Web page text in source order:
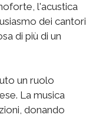
l'acustica
dei cantori
di più di un
un ruolo
La musica
donando